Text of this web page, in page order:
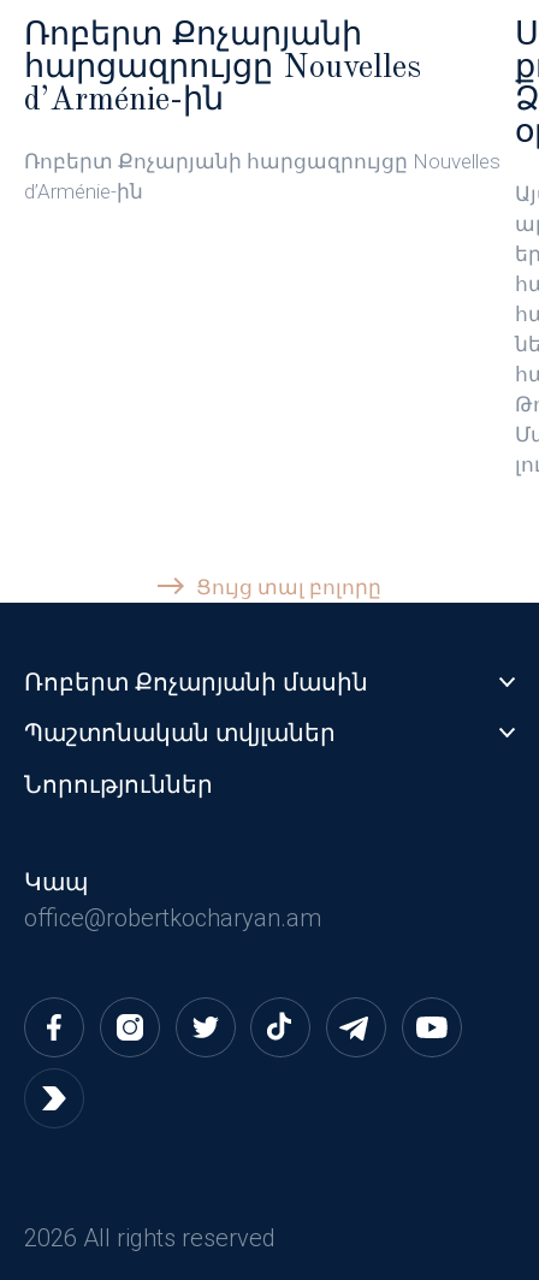
Ռոբերտ Քոչարյանի
հարցազրույցը Nouvelles
d’Arménie-ին
Ռոբերտ Քոչարյանի հարցազրույցը Nouvelles
d’Arménie-ին
Ցույց տալ բոլորը
Ռոբերտ Քոչարյանի մասին
Պաշտոնական տվյլաներ
Նորություններ
Կապ
office@robertkocharyan.am
2026 All rights reserved